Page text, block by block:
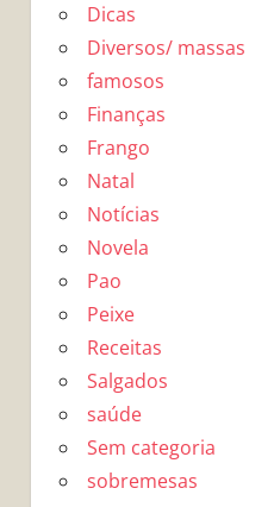
Dicas
Diversos/ massas
famosos
Finanças
Frango
Natal
Notícias
Novela
Pao
Peixe
Receitas
Salgados
saúde
Sem categoria
sobremesas